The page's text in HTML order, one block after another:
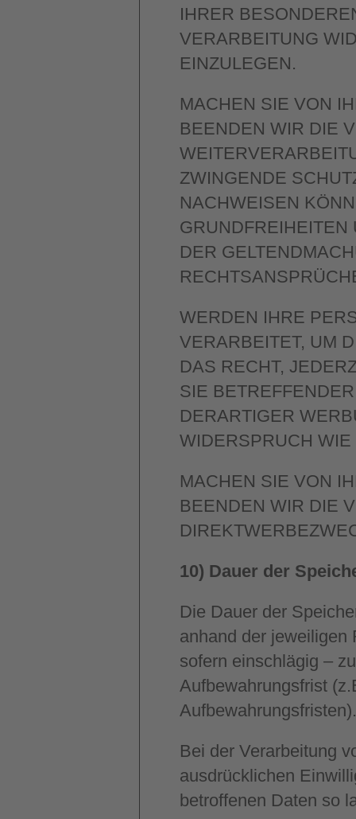
IHRER
VERARBEITUNG
EINZULEGEN.
MACHEN SIE VON
BEENDEN WIR DIE
ZWINGENDE
NACHWEISEN
DER
WERDEN IHRE
VERARBEITET, UM
DAS RECHT,
SIE
DERARTIGER
WIDERSPRUCH
MACHEN SIE VON
BEENDEN WIR DIE
10) Dauer der
Die Dauer der
anhand der jeweiligen
sofern einschlägig –
Aufbewahrungsfrist
Aufbewahrungsfristen).
Bei der Verarbeitung
ausdrücklichen
betroffenen Daten so